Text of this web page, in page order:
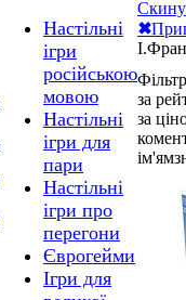
Настільні
ігри
російською
мовою
Настільні
ігри для
пари
Настільні
ігри про
перегони
Єврогейми
Ігри для
✖
за
за
ім'ям